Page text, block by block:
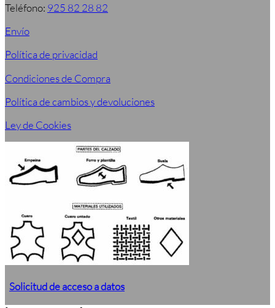
Teléfono: 925 82 28 82
Envío
Política de privacidad
Condiciones de Compra
Política de cambios y devoluciones
Ley de Cookies
Solicitud de acceso a datos